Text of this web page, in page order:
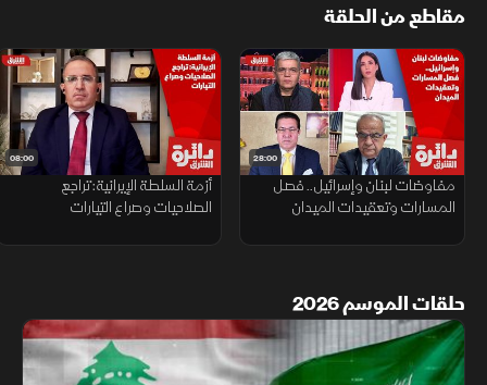
مقاطع من الحلقة
28:00
مفاوضات لبنان وإسرائيل.. فصل
المسارات وتعقيدات الميدان
08:00
أزمة السلطة الإيرانية: تراجع
الصلاحيات وصراع التيارات
حلقات الموسم 2026